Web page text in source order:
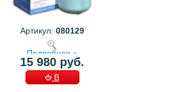
Артикул: 080129
Подробнее »
15 980 руб.
В